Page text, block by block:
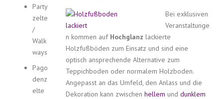
Party
zelte
/
Walk
ways
Pago
denz
elte
Bei exklusiven
Veranstaltunge
n kommen auf Hochglanz lackierte
Holzfußböden zum Einsatz und sind eine
optisch ansprechende Alternative zum
Teppichboden oder normalem Holzboden.
Angepasst an das Umfeld, den Anlass und die
Dekoration kann zwischen hellem und dunklem